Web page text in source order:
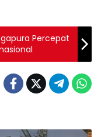
Percepat